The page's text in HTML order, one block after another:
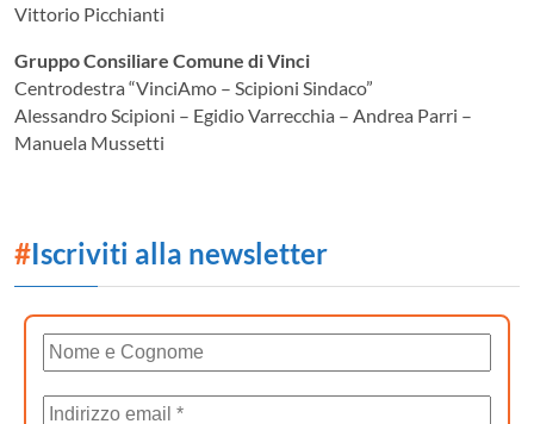
Vittorio Picchianti
Gruppo Consiliare Comune di Vinci
Centrodestra “VinciAmo – Scipioni Sindaco”
Alessandro Scipioni – Egidio Varrecchia – Andrea Parri –
Manuela Mussetti
#Iscriviti alla newsletter